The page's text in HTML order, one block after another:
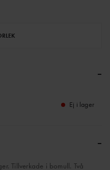
–
Ej i lager
–
Tillverkade i bomull. Två